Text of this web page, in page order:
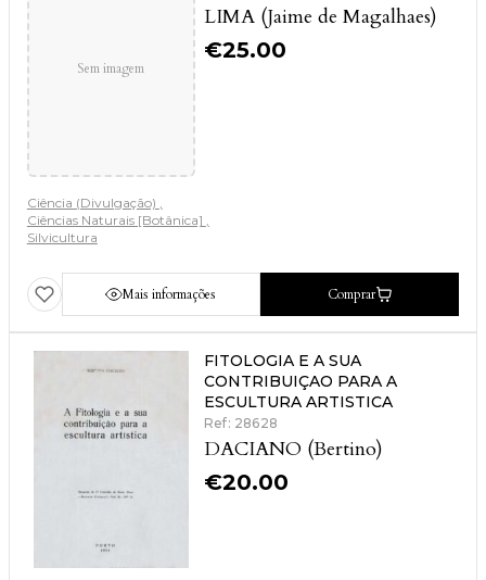
Sem imagem
LIMA (Jaime de Magalhaes)
€25.00
Ciência (Divulgação)
Ciências Naturais [Botânica]
Silvicultura
Mais informações Comprar
FITOLOGIA E A SUA
CONTRIBUIÇAO PARA A
ESCULTURA ARTISTICA
Ref: 28628
DACIANO (Bertino)
€20.00